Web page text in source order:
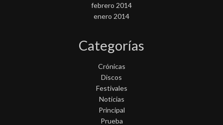
febrero 2014
enero 2014
Categorías
Crónicas
Discos
Festivales
Noticias
Principal
Prueba